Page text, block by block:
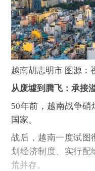
越南胡志明市 图源：
从废墟到腾飞：承接
50年前，越南战争
国家。
战后，越南一度试图
划经济制度、实行配
荒并存。